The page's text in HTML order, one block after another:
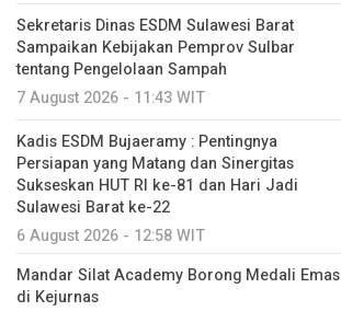
Sekretaris Dinas ESDM Sulawesi Barat
Sampaikan Kebijakan Pemprov Sulbar
tentang Pengelolaan Sampah
7 August 2026 - 11:43 WIT
Kadis ESDM Bujaeramy : Pentingnya
Persiapan yang Matang dan Sinergitas
Sukseskan HUT RI ke-81 dan Hari Jadi
Sulawesi Barat ke-22
6 August 2026 - 12:58 WIT
Mandar Silat Academy Borong Medali Emas
di Kejurnas